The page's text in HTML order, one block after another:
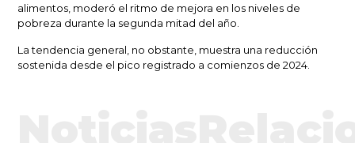
alimentos, moderó el ritmo de mejora en los niveles de
pobreza durante la segunda mitad del año.
La tendencia general, no obstante, muestra una reducción
sostenida desde el pico registrado a comienzos de 2024.